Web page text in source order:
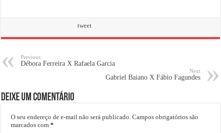
tweet
Previous
Débora Ferreira X Rafaela Garcia
Next
Gabriel Baiano X Fábio Fagundes
Deixe um comentário
O seu endereço de e-mail não será publicado. Campos obrigatórios são
marcados com*